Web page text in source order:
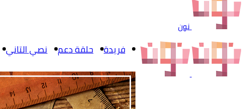
نون
فريدة حلقة دعم نصي التاني